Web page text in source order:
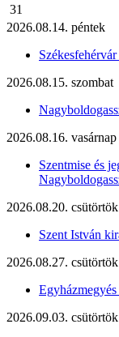
31
2026.08.14. péntek
2026.08.15. szombat
2026.08.16. vasárnap
Szentmise és
2026.08.20. csütörtök
Szent István
2026.08.27. csütörtök
2026.09.03. csütörtök